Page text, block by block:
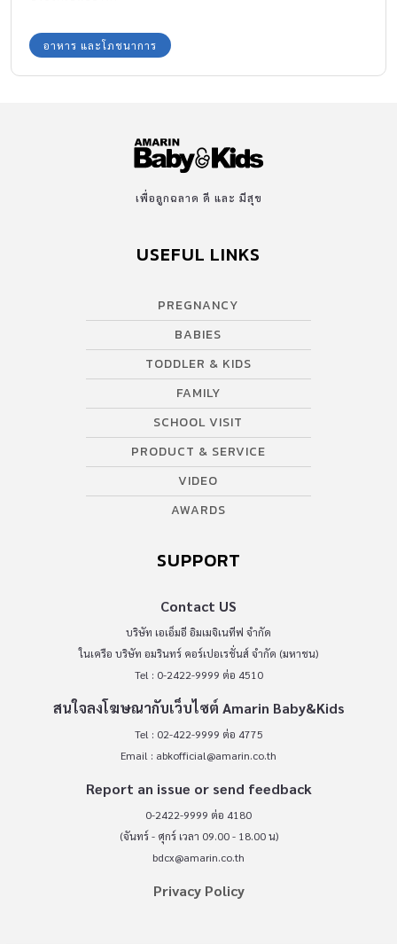
อาหาร และโภชนาการ
เพื่อลูกฉลาด ดี และ มีสุข
USEFUL LINKS
PREGNANCY
BABIES
TODDLER & KIDS
FAMILY
SCHOOL VISIT
PRODUCT & SERVICE
VIDEO
AWARDS
SUPPORT
Contact US
บริษัท เอเอ็มอี อิมเมจิเนทีฟ จำกัด
ในเครือ บริษัท อมรินทร์ คอร์เปอเรชั่นส์ จำกัด (มหาชน)
Tel : 0-2422-9999 ต่อ 4510
สนใจลงโฆษณากับเว็บไซต์ Amarin Baby&Kids
Tel : 02-422-9999 ต่อ 4775
Email : abkofficial@amarin.co.th
Report an issue or send feedback
0-2422-9999 ต่อ 4180
(จันทร์ - ศุกร์ เวลา 09.00 - 18.00 น)
bdcx@amarin.co.th
Privacy Policy